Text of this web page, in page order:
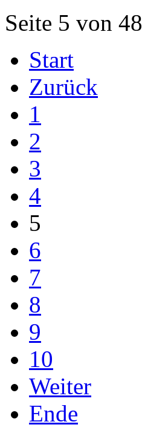
Seite 5 von 48
Start
Zurück
1
2
3
4
5
6
7
8
9
10
Weiter
Ende